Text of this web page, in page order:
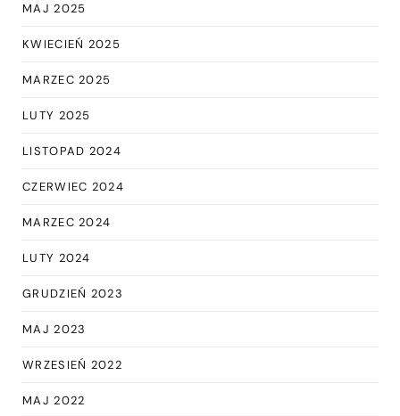
MAJ 2025
KWIECIEŃ 2025
MARZEC 2025
LUTY 2025
LISTOPAD 2024
CZERWIEC 2024
MARZEC 2024
LUTY 2024
GRUDZIEŃ 2023
MAJ 2023
WRZESIEŃ 2022
MAJ 2022